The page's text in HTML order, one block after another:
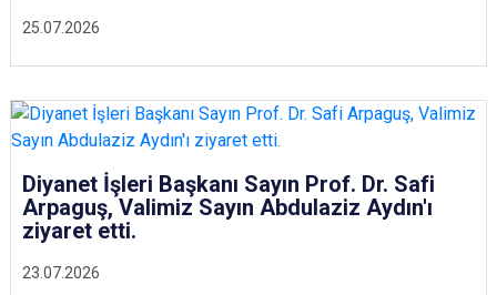
25.07.2026
23.07.2026
Diyanet İşleri Başkanı Sayın Prof. Dr. Safi
Arpaguş, Valimiz Sayın Abdulaziz Aydın'ı
ziyaret etti.